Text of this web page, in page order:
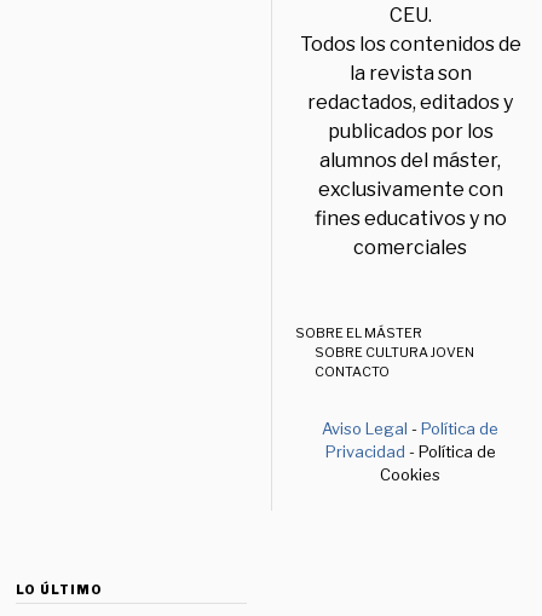
CEU.
Todos los contenidos de
la revista son
redactados, editados y
publicados por los
alumnos del máster,
exclusivamente con
fines educativos y no
comerciales
SOBRE EL MÁSTER
SOBRE CULTURA JOVEN
CONTACTO
Aviso Legal -Política de
Privacidad - Política de
Cookies
LO ÚLTIMO